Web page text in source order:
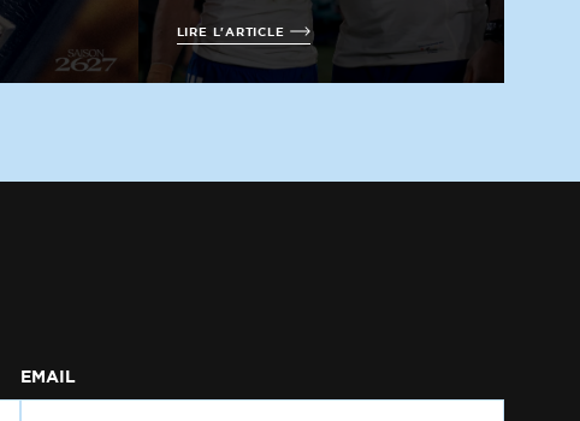
LIRE L'ARTICLE
EMAIL